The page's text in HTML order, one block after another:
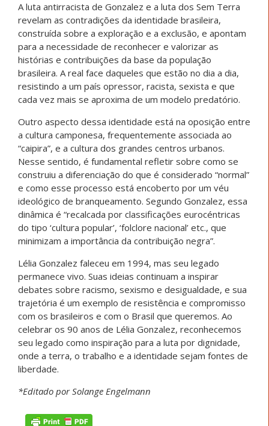
A luta antirracista de Gonzalez e a luta dos Sem Terra
revelam as contradições da identidade brasileira,
construída sobre a exploração e a exclusão, e apontam
para a necessidade de reconhecer e valorizar as
histórias e contribuições da base da população
brasileira. A real face daqueles que estão no dia a dia,
resistindo a um país opressor, racista, sexista e que
cada vez mais se aproxima de um modelo predatório.
Outro aspecto dessa identidade está na oposição entre
a cultura camponesa, frequentemente associada ao
“caipira”, e a cultura dos grandes centros urbanos.
Nesse sentido, é fundamental refletir sobre como se
construiu a diferenciação do que é considerado “normal”
e como esse processo está encoberto por um véu
ideológico de branqueamento. Segundo Gonzalez, essa
dinâmica é “recalcada por classificações eurocéntricas
do tipo ‘cultura popular’, ‘folclore nacional’ etc., que
minimizam a importância da contribuição negra”.
Lélia Gonzalez faleceu em 1994, mas seu legado
permanece vivo. Suas ideias continuam a inspirar
debates sobre racismo, sexismo e desigualdade, e sua
trajetória é um exemplo de resistência e compromisso
com os brasileiros e com o Brasil que queremos. Ao
celebrar os 90 anos de Lélia Gonzalez, reconhecemos
seu legado como inspiração para a luta por dignidade,
onde a terra, o trabalho e a identidade sejam fontes de
liberdade.
*Editado por Solange Engelmann